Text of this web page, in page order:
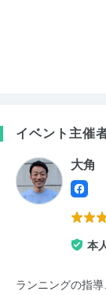
イベント主催
大角
本
ランニングの指